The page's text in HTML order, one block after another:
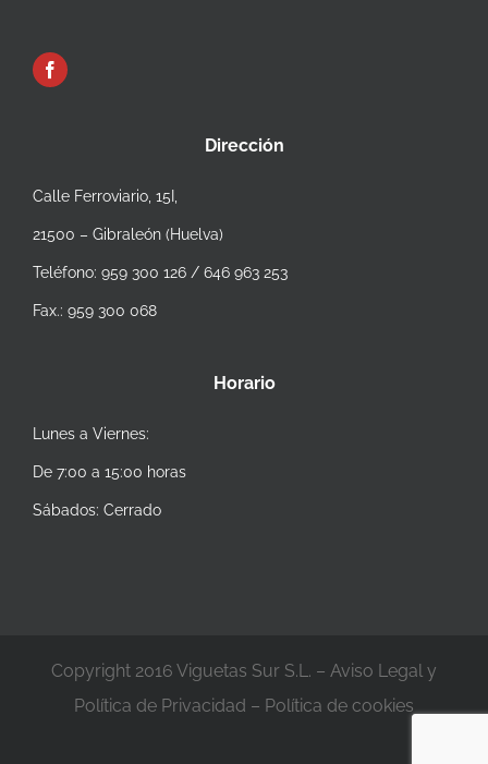
Dirección
Calle Ferroviario, 15I,
21500 – Gibraleón (Huelva)
Teléfono: 959 300 126 / 646 963 253
Fax.: 959 300 068
Horario
Lunes a Viernes:
De 7:00 a 15:00 horas
Sábados: Cerrado
Copyright 2016 Viguetas Sur S.L. – Aviso Legal y
Política de Privacidad – Política de cookies